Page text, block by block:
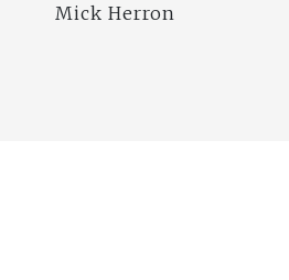
Mick Herron